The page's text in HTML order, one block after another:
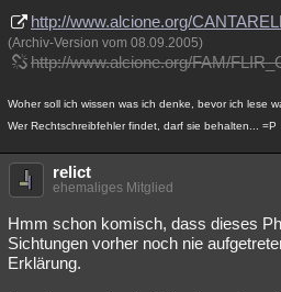
http://www.alcione.org/
(Archiv-Version vom 08.09.2005)
http://www.alcione.org/FAM/
Woher soll ich wissen was ich denke, bevor ich lese
Wer Rechtschreibfehler findet, darf sie behalten... =P
relict
ehemaliges Mitglied
Hmm schon komisch, dass dieses
Sichtungen vorher noch nie
Erklärung.